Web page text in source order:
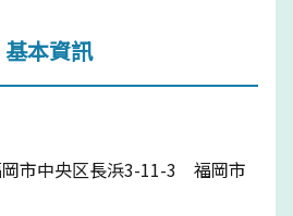
基本資訊
市中央区長浜3-11-3 福岡市